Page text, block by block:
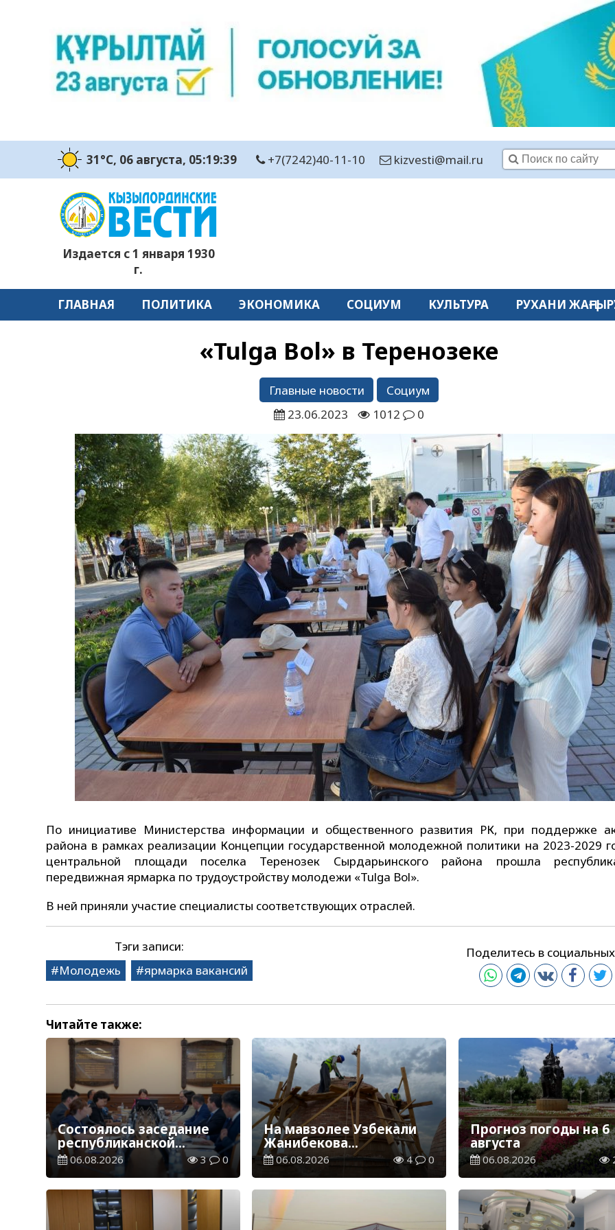
31°C, 06 августа, 05:19:40 +7(7242)40-11-10 kizvesti@mail.ru
Издается с 1 января 1930
г.
ГЛАВНАЯ ПОЛИТИКА ЭКОНОМИКА СОЦИУМ КУЛЬТУРА РУХАНИ
«Tulga Bol» в Теренозеке
Главные новости
Социум
23.06.2023
1012 0
По инициативе Министерства информации и общественного развития РК, при поддержке
района в рамках реализации Концепции государственной молодежной политики на 2023-2029
центральной площади поселка Теренозек Сырдарьинского района прошла
передвижная ярмарка по трудоустройству молодежи «Tulga Bol».
В ней приняли участие специалисты соответствующих отраслей.
Тэги записи:
Молодежь
ярмарка вакансий
Поделитесь в
Читайте также:
Состоялось заседание
республиканской
комиссии по
присуждению
образовательных
грантов
06.08.2026 3 0
На мавзолее Узбекали
Жанибекова
продолжаются
реставрационные
работы
06.08.2026 4 0
Прогноз погоды на 6
августа
06.08.2026